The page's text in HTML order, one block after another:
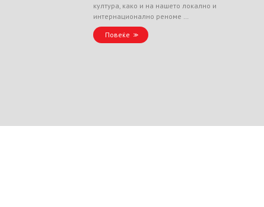
култура, како и на нашето локално и
интернационално реноме …
Повеќе